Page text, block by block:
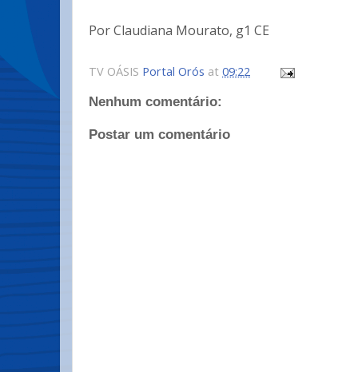
Por Claudiana Mourato, g1 CE
TV OÁSIS Portal Orós at 09:22
Nenhum comentário:
Postar um comentário